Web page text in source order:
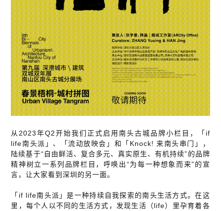
从2023年Q2开始我们正式启用南头古城品牌小栏目，「if
life南头派」、「流动放映会」和「Knock! 来南头串门」，
陆续基于“自由鲜活、复合多元、真实原生、有机持续”的品牌
精神树立一系列品牌栏目，呼唤出“为每一种想象而来”的宣
言，让大家看到深圳的另一面。
「if life南头派」是一种持续自我探索的南头生活方式。在这
里，每个人以不同的生活方式，发现生活（life）里孕育着各